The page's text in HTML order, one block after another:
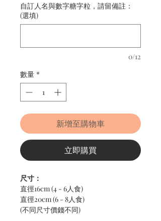
自訂人名與數字糖字粒，請留備註：
(選填)
0/12
數量 *
新增至購物車
立即購買
尺寸：
直徑16cm (4 - 6人食)
直徑20cm (6 - 8人食)
(不同尺寸價錢不同)